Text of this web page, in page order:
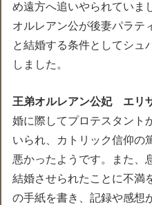
め遠方へ追いやられていま
オルレアン公が後妻パラテ
と結婚する条件としてシュ
しました。
王弟オルレアン公妃 エリ
婚に際してプロテスタント
いられ、カトリック信仰の
悪かったようです。また、
結婚させられたことに不満
の手紙を書き、記録や感想